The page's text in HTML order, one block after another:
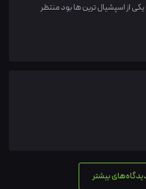
از اسپشیال ترین ها بود منتظر
بیشتر